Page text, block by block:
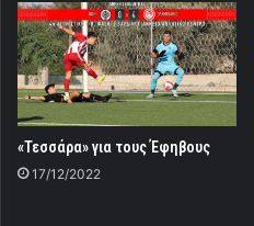
«Τεσσάρα» για τους Έφηβους
17/12/2022